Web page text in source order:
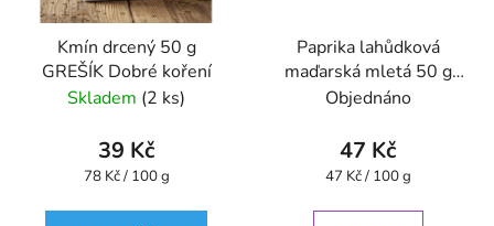
Kmín drcený 50 g
GREŠÍK Dobré koření
Skladem (2 ks)
39 Kč
Měrná
78 Kč / 100 g
Paprika lahůdková
maďarská mletá 50 g
GREŠÍK Dobré koření
Objednáno
47 Kč
Měrná
47 Kč / 100 g